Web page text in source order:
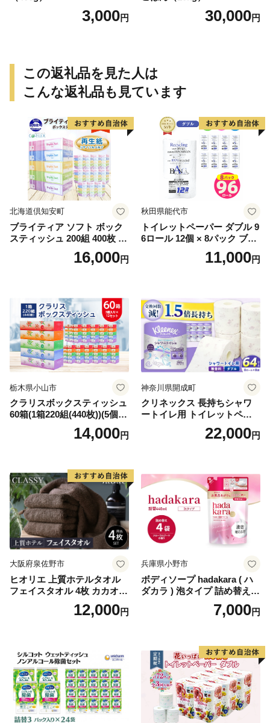
3,000円 30,000円
この返礼品を見た人は
こんな返礼品も見ています
北海道倶知安町
ブライティア ソフト ボック
スティッシュ 200組 400枚 60
箱 日本製 まとめ買い ティッ
シュ リサイクル 長持 防災 常
倶知安町 日用品
16,000円
秋田県能代市
トイレットペーパー ダブル 9
6ロール 12個 × 8パック ブラ
ンカ 再生紙 100％ 芯あり 日
用品 消耗品 無香料 生活用品
11,000円
栃木県小山市
クラリスボックスティッシュ
60箱(1箱220組(440枚))(5個入
り×12セット)【1256759】
14,000円
神奈川県開成町
クリネックス 長持ちシャワ
ートイレ用 トイレットペー
パー（ダブル）64ロール(8ロ
ール×8パック) 開成町 トイレ
蓄 防災 エコ 消耗品 生活雑貨
生活用品 無香料 トイレット
ペーパー ダブル といれっと
ぺーぱー トイレ クレシア ト
イレットペーパー [BDBH002
-1]
22,000円
大阪府泉佐野市
ヒオリエ 上質ホテルタオル
フェイスタオル 4枚 カカオ
【タオル 泉州タオル 吸水 普
段使い 無地 シンプル 日用品
12,000円
兵庫県小野市
ボディソープ hadakara ( ハ
ダカラ ) 泡タイプ 詰め替え 4
40ml×4袋 ボディーソープ 泡
ボディソープ 泡 日用品 消耗
泡石鹸 石鹸 兵庫 兵庫県 小野
7,000円